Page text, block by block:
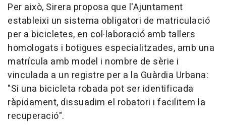
Per això, Sirera proposa que l'Ajuntament
estableixi un sistema obligatori de matriculació
per a bicicletes, en col·laboració amb tallers
homologats i botigues especialitzades, amb una
matrícula amb model i nombre de sèrie i
vinculada a un registre per a la Guàrdia Urbana:
"Si una bicicleta robada pot ser identificada
ràpidament, dissuadim el robatori i facilitem la
recuperació".